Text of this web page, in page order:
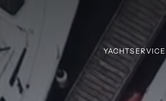
YACHTSERVICE